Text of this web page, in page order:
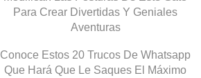
Para Crear Divertidas Y Geniales
Aventuras
Conoce Estos 20 Trucos De Whatsapp
Que Hará Que Le Saques El Máximo